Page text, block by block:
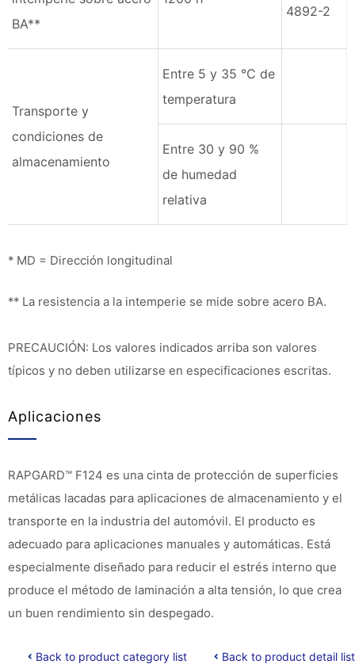
BA**
4892-2
Transporte y
condiciones de
almacenamiento
Entre 5 y 35 °C de
temperatura
Entre 30 y 90 %
de humedad
relativa
* MD = Dirección longitudinal
** La resistencia a la intemperie se mide sobre acero BA.
PRECAUCIÓN: Los valores indicados arriba son valores
típicos y no deben utilizarse en especificaciones escritas.
Aplicaciones
RAPGARD™ F124 es una cinta de protección de superficies
metálicas lacadas para aplicaciones de almacenamiento y el
transporte en la industria del automóvil. El producto es
adecuado para aplicaciones manuales y automáticas. Está
especialmente diseñado para reducir el estrés interno que
produce el método de laminación a alta tensión, lo que crea
un buen rendimiento sin despegado.
Back to product category list Back to product detail list